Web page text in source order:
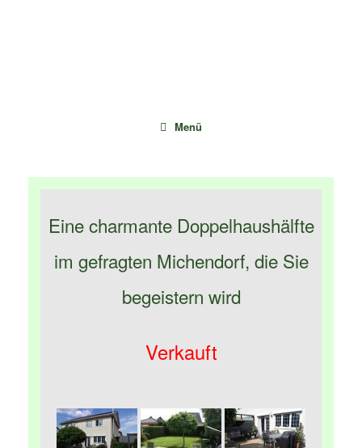
Menü
Eine charmante Doppelhaushälfte
im gefragten Michendorf, die Sie
begeistern wird
Verkauft